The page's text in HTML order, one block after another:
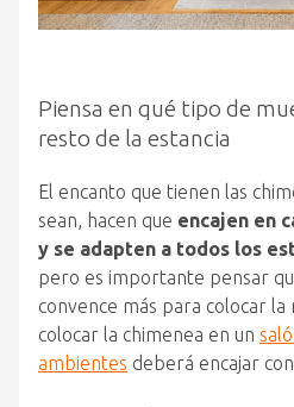
Piensa en qué tipo de
resto de la estancia
El encanto que tienen las
sean, hacen que encajen en
y se adapten a todos los
pero es importante pensar
convence más para colocar la
colocar la chimenea en un
ambientes deberá encajar